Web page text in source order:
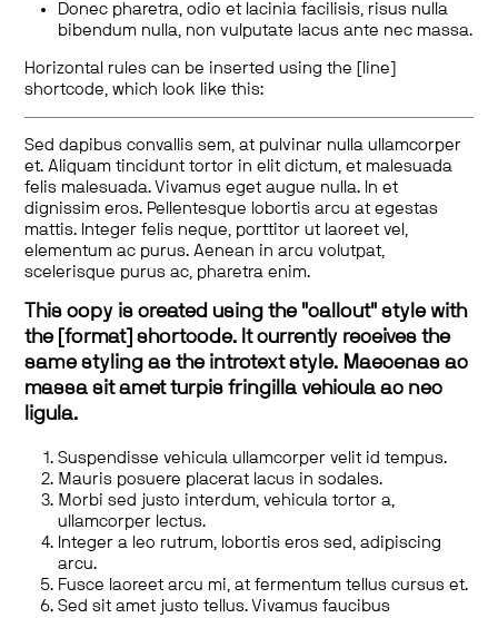
Donec pharetra, odio et lacinia facilisis, risus nulla
bibendum nulla, non vulputate lacus ante nec massa.
Horizontal rules can be inserted using the [line]
shortcode, which look like this:
Sed dapibus convallis sem, at pulvinar nulla ullamcorper
et. Aliquam tincidunt tortor in elit dictum, et malesuada
felis malesuada. Vivamus eget augue nulla. In et
dignissim eros. Pellentesque lobortis arcu at egestas
mattis. Integer felis neque, porttitor ut laoreet vel,
elementum ac purus. Aenean in arcu volutpat,
scelerisque purus ac, pharetra enim.
This copy is created using the "callout" style with
the [format] shortcode. It currently receives the
same styling as the introtext style. Maecenas ac
massa sit amet turpis fringilla vehicula ac nec
ligula.
Suspendisse vehicula ullamcorper velit id tempus.
Mauris posuere placerat lacus in sodales.
Morbi sed justo interdum, vehicula tortor a,
ullamcorper lectus.
Integer a leo rutrum, lobortis eros sed, adipiscing
arcu.
Fusce laoreet arcu mi, at fermentum tellus cursus et.
Sed sit amet justo tellus. Vivamus faucibus